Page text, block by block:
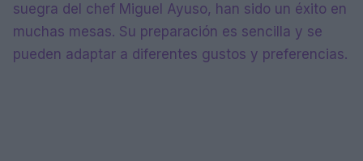
suegra del chef Miguel Ayuso, han sido un éxito en
muchas mesas. Su preparación es sencilla y se
pueden adaptar a diferentes gustos y preferencias.